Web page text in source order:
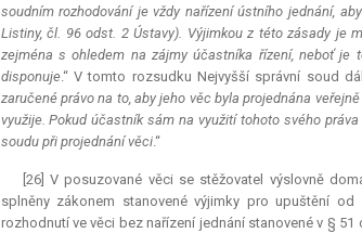
soudním rozhodování je vždy nařízení ústního jednání,
Listiny, čl. 96 odst. 2 Ústavy). Výjimkou z této zásady je
zejména s ohledem na zájmy účastníka řízení, neboť
disponuje.“ V tomto rozsudku Nejvyšší správní soud
zaručené právo na to, aby jeho věc byla projednána
využije. Pokud účastník sám na využití tohoto svého
soudu při projednání věci.“
[26] V posuzované věci se stěžovatel výslovně
splněny zákonem stanovené výjimky pro upuštění
rozhodnutí ve věci bez nařízení jednání stanovené v §